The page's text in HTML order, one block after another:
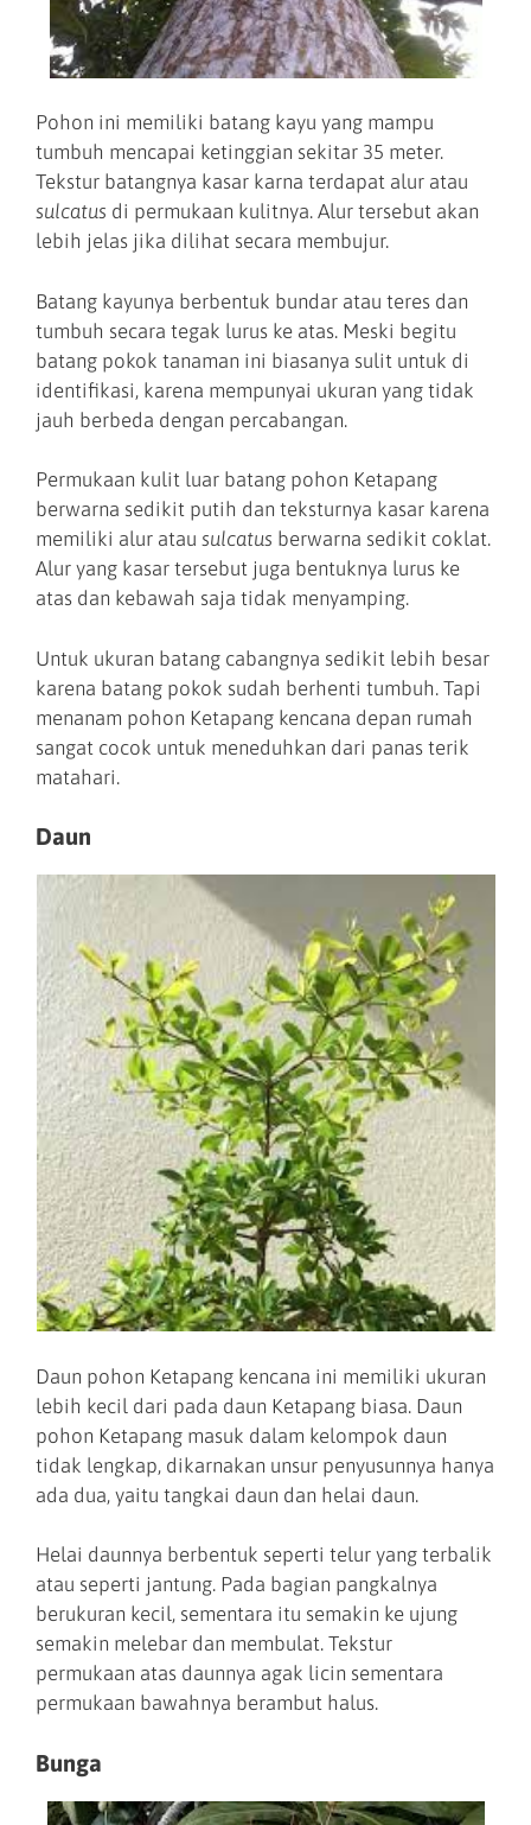
Pohon ini memiliki batang kayu yang mampu
tumbuh mencapai ketinggian sekitar 35 meter.
Tekstur batangnya kasar karna terdapat alur atau
sulcatus di permukaan kulitnya. Alur tersebut akan
lebih jelas jika dilihat secara membujur.
Batang kayunya berbentuk bundar atau teres dan
tumbuh secara tegak lurus ke atas. Meski begitu
batang pokok tanaman ini biasanya sulit untuk di
identifikasi, karena mempunyai ukuran yang tidak
jauh berbeda dengan percabangan.
Permukaan kulit luar batang pohon Ketapang
berwarna sedikit putih dan teksturnya kasar karena
memiliki alur atau sulcatus berwarna sedikit coklat.
Alur yang kasar tersebut juga bentuknya lurus ke
atas dan kebawah saja tidak menyamping.
Untuk ukuran batang cabangnya sedikit lebih besar
karena batang pokok sudah berhenti tumbuh. Tapi
menanam pohon Ketapang kencana depan rumah
sangat cocok untuk meneduhkan dari panas terik
matahari.
Daun
Daun pohon Ketapang kencana ini memiliki ukuran
lebih kecil dari pada daun Ketapang biasa. Daun
pohon Ketapang masuk dalam kelompok daun
tidak lengkap, dikarnakan unsur penyusunnya hanya
ada dua, yaitu tangkai daun dan helai daun.
Helai daunnya berbentuk seperti telur yang terbalik
atau seperti jantung. Pada bagian pangkalnya
berukuran kecil, sementara itu semakin ke ujung
semakin melebar dan membulat. Tekstur
permukaan atas daunnya agak licin sementara
permukaan bawahnya berambut halus.
Bunga